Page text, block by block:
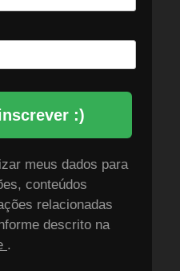
:)
meus dados para
conteúdos
relacionadas
descrito na
.